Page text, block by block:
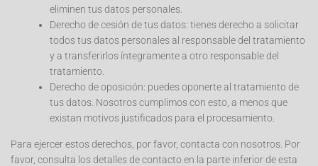
eliminen tus datos personales.
Derecho de cesión de tus datos: tienes derecho a solicitar
todos tus datos personales al responsable del tratamiento
y a transferirlos íntegramente a otro responsable del
tratamiento.
Derecho de oposición: puedes oponerte al tratamiento de
tus datos. Nosotros cumplimos con esto, a menos que
existan motivos justificados para el procesamiento.
Para ejercer estos derechos, por favor, contacta con nosotros. Por
favor, consulta los detalles de contacto en la parte inferior de esta